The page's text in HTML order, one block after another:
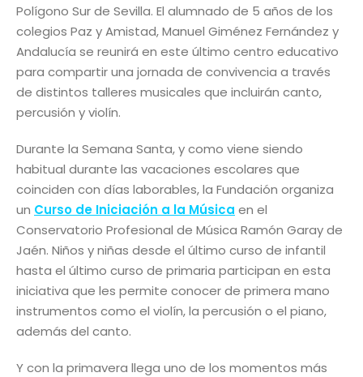
Polígono Sur de Sevilla. El alumnado de 5 años de los
colegios Paz y Amistad, Manuel Giménez Fernández y
Andalucía se reunirá en este último centro educativo
para compartir una jornada de convivencia a través
de distintos talleres musicales que incluirán canto,
percusión y violín.
Durante la Semana Santa, y como viene siendo
habitual durante las vacaciones escolares que
coinciden con días laborables, la Fundación organiza
un Curso de Iniciación a la Música en el
Conservatorio Profesional de Música Ramón Garay de
Jaén. Niños y niñas desde el último curso de infantil
hasta el último curso de primaria participan en esta
iniciativa que les permite conocer de primera mano
instrumentos como el violín, la percusión o el piano,
además del canto.
Y con la primavera llega uno de los momentos más